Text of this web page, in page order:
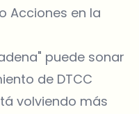
Acciones en la
puede sonar
de DTCC
volviendo más